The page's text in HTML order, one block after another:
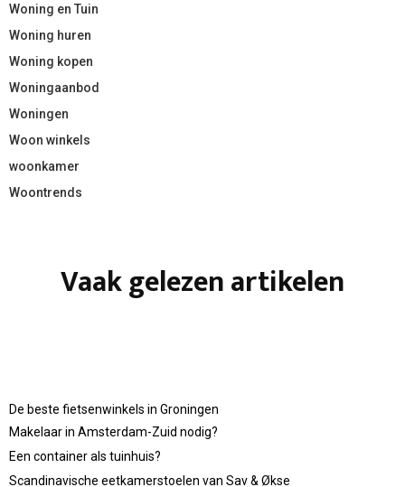
Woning en Tuin
Woning huren
Woning kopen
Woningaanbod
Woningen
Woon winkels
woonkamer
Woontrends
Vaak gelezen artikelen
De beste fietsenwinkels in Groningen
Makelaar in Amsterdam-Zuid nodig?
Een container als tuinhuis?
Scandinavische eetkamerstoelen van Sav & Økse